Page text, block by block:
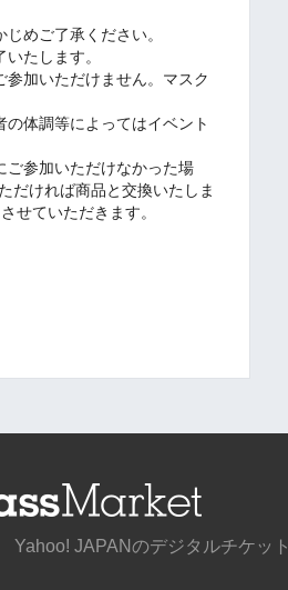
めご了承ください。
たします。
参加いただけません。マスク
の体調等によってはイベント
ご参加いただけなかった場
だければ商品と交換いたしま
せていただきます。
JAPANのデジタルチケット